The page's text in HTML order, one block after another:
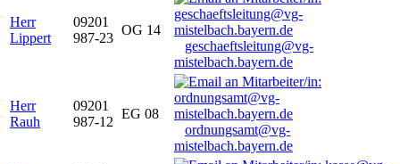
Herr
Lippert
09201
987-23
OG 14
geschaeftsleitung@vg-
mistelbach.bayern.de
Herr
Rauh
09201
987-12
EG 08
ordnungsamt@vg-
mistelbach.bayern.de